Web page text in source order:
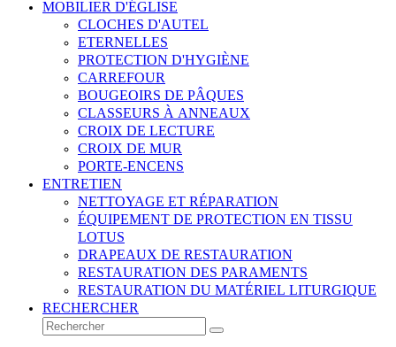
MOBILIER D'ÉGLISE
CLOCHES D'AUTEL
ETERNELLES
PROTECTION D'HYGIÈNE
CARREFOUR
BOUGEOIRS DE PÂQUES
CLASSEURS À ANNEAUX
CROIX DE LECTURE
CROIX DE MUR
PORTE-ENCENS
ENTRETIEN
NETTOYAGE ET RÉPARATION
ÉQUIPEMENT DE PROTECTION EN TISSU
LOTUS
DRAPEAUX DE RESTAURATION
RESTAURATION DES PARAMENTS
RESTAURATION DU MATÉRIEL LITURGIQUE
RECHERCHER
Rechercher
Envoyer